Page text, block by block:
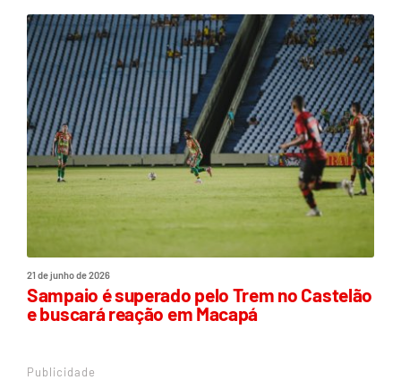
21 de junho de 2026
Sampaio é superado pelo Trem no Castelão
e buscará reação em Macapá
Publicidade